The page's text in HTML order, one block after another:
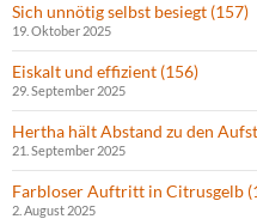
Sich unnötig selbst besiegt (157)
19. Oktober 2025
Eiskalt und effizient (156)
29. September 2025
Hertha hält Abstand zu den
21. September 2025
Farbloser Auftritt in Citrusgelb
2. August 2025